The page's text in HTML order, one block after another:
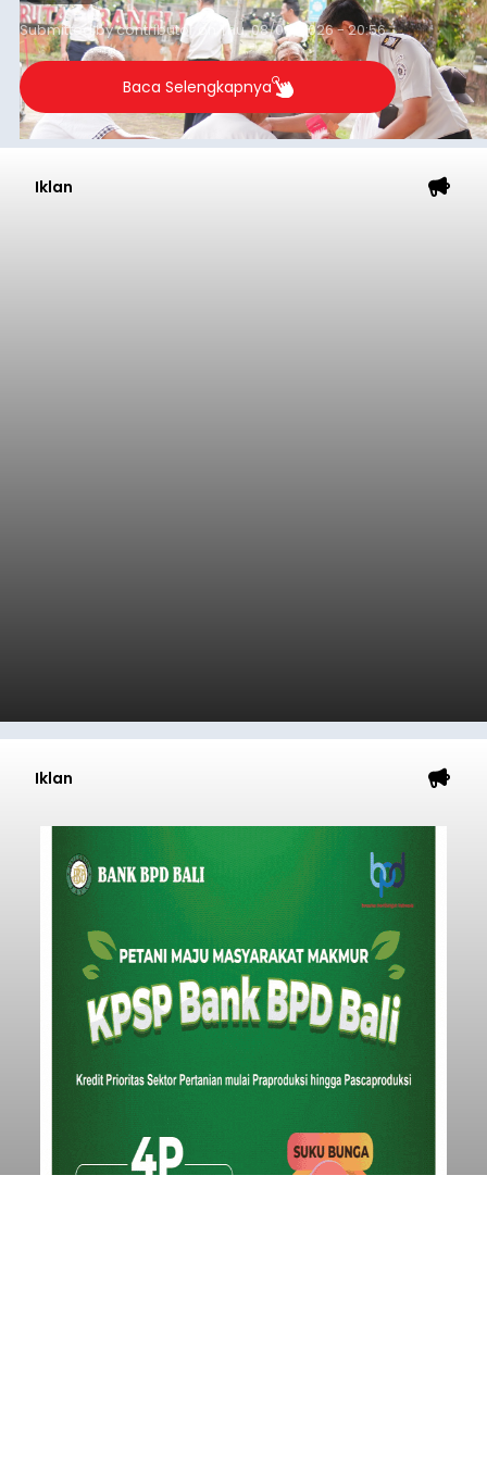
Submitted bycontributor Thu, 08/06/2026 - 20:56
Baca Selengkapnya
Iklan
Iklan